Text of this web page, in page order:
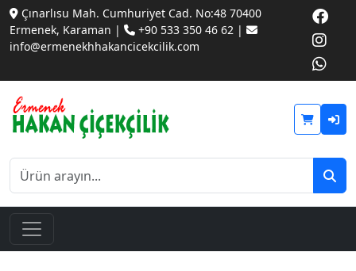
Çınarlısu Mah. Cumhuriyet Cad. No:48 70400
Ermenek, Karaman |
+90 533 350 46 62 |
info@ermenekhhakancicekcilik.com